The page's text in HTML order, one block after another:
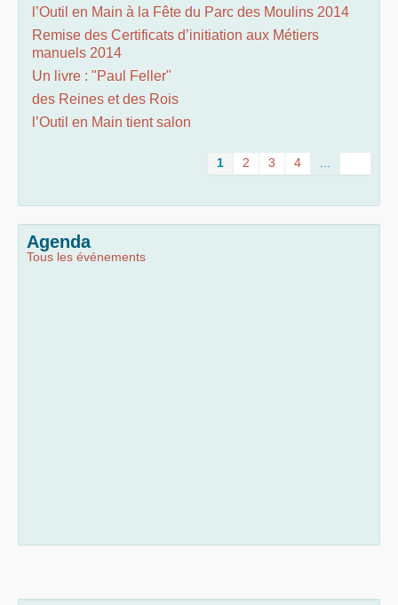
l’Outil en Main à la Fête du Parc des Moulins 2014
Remise des Certificats d’initiation aux Métiers
manuels 2014
Un livre : "Paul Feller"
des Reines et des Rois
l’Outil en Main tient salon
1 2 3 4
Agenda
Tous les événements